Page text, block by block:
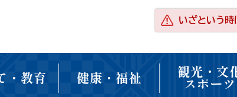
いざという時
・教育 健康・福祉 観光・文
スポーツ